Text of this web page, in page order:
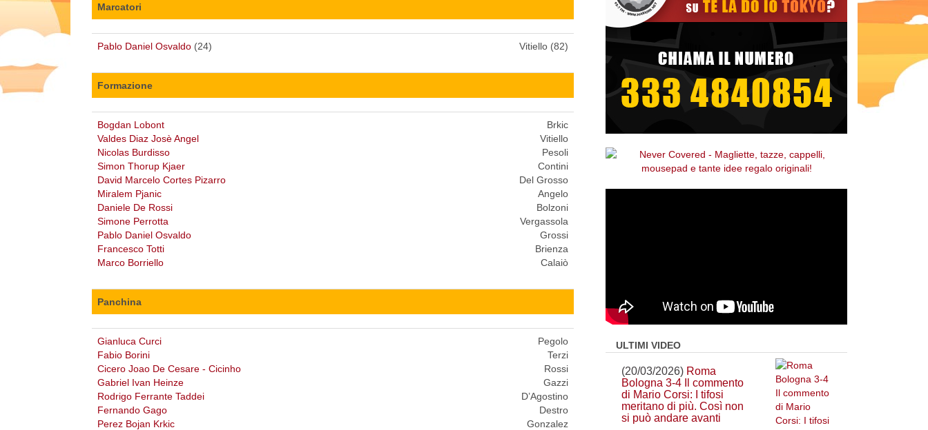
Marcatori
Pablo Daniel Osvaldo (24) Vitiello (82)
Formazione
Bogdan Lobont
Valdes Diaz Josè Angel
Nicolas Burdisso
Simon Thorup Kjaer
David Marcelo Cortes Pizarro
Miralem Pjanic
Daniele De Rossi
Simone Perrotta
Pablo Daniel Osvaldo
Francesco Totti
Marco Borriello
Brkic
Vitiello
Pesoli
Contini
Del Grosso
Angelo
Bolzoni
Vergassola
Grossi
Brienza
Calaiò
Panchina
Gianluca Curci
Fabio Borini
Cicero Joao De Cesare - Cicinho
Gabriel Ivan Heinze
Rodrigo Ferrante Taddei
Fernando Gago
Perez Bojan Krkic
Pegolo
Terzi
Rossi
Gazzi
D’Agostino
Destro
Gonzalez
ULTIMI VIDEO
(20/03/2026) Roma
Bologna 3-4 Il commento
di Mario Corsi: I tifosi
meritano di più. Così non
si può andare avanti